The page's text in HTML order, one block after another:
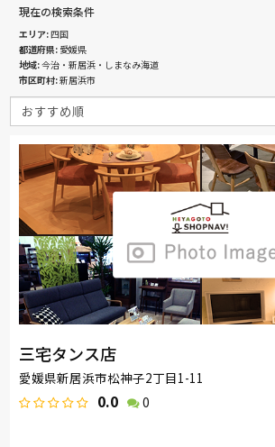
現在の検索条件
エリア 四国
都道府県 愛媛県
地域 今治・新居浜・しまなみ海道
市区町村 新居浜市
三宅タンス店
愛媛県新居浜市松神子2丁目1-11
0.0 0